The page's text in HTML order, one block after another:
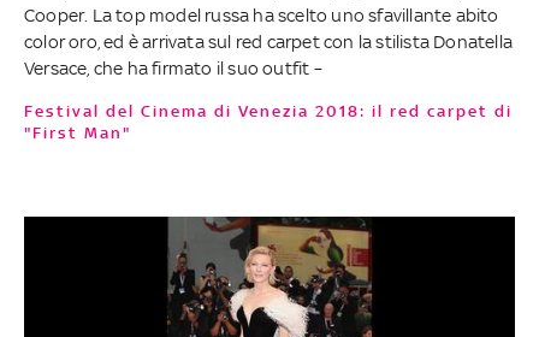
Cooper. La top model russa ha scelto uno sfavillante abito
color oro, ed è arrivata sul red carpet con la stilista Donatella
Versace, che ha firmato il suo outfit –
Festival del Cinema di Venezia 2018: il red carpet di
"First Man"